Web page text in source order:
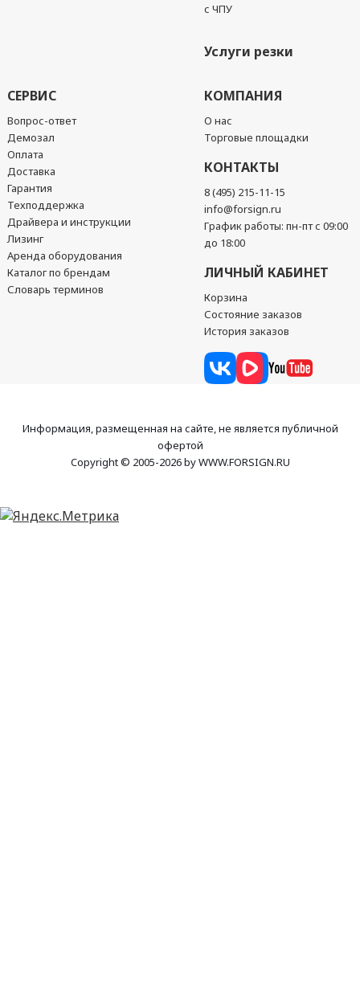
с ЧПУ
Услуги резки
СЕРВИС
Вопрос-ответ
Демозал
Оплата
Доставка
Гарантия
Техподдержка
Драйвера и инструкции
Лизинг
Аренда оборудования
Каталог по брендам
Словарь терминов
КОМПАНИЯ
О нас
Торговые площадки
КОНТАКТЫ
8 (495) 215-11-15
info@forsign.ru
График работы: пн-пт с 09:00
до 18:00
ЛИЧНЫЙ КАБИНЕТ
Корзина
Состояние заказов
История заказов
Информация, размещенная на сайте, не является публичной
офертой
Copyright © 2005-2026 by WWW.FORSIGN.RU